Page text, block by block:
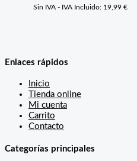
Sin IVA - IVA Incluido: 19,99 €
Enlaces rápidos
Inicio
Tienda online
Mi cuenta
Carrito
Contacto
Categorías principales